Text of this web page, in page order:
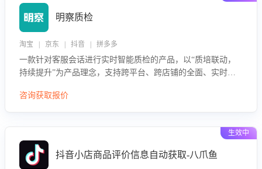
明察质检
淘宝 | 京东 | 抖音 | 拼多多
一款针对客服会话进行实时智能质检的产品，以“质培联动，
持续提升”为产品理念，支持跨平台、跨店铺的全面、实时、
队的销服能力。
咨询获取报价
生效中
抖音小店商品评价信息自动获取-八爪鱼